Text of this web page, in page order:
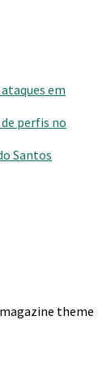
em
perfis no
Santos
theme